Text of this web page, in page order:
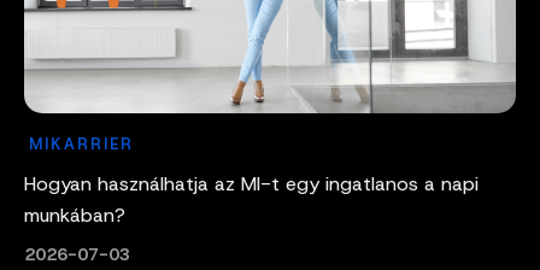
MIKARRIER
Hogyan használhatja az MI-t egy ingatlanos a napi
munkában?
2026-07-03